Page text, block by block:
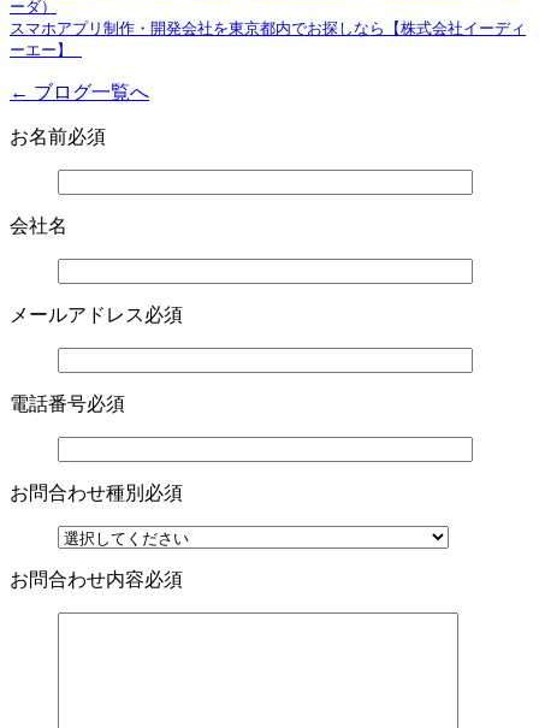
ーダ）
スマホアプリ制作・開発会社を東京都内でお探しなら【株式会社イーディ
ーエー】
← ブログ一覧へ
お名前必須
会社名
メールアドレス必須
電話番号必須
お問合わせ種別 必須
お問合わせ内容必須